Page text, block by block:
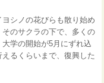
シノの花びらも散り始め
のサクラの下で、多くの
学の開始が5月にずれ込
るくらいまで、復興した